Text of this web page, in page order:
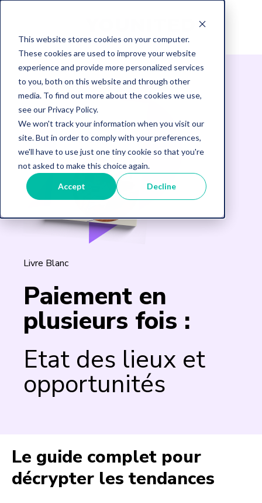
This website stores cookies on your computer.
These cookies are used to improve your website
experience and provide more personalized services
to you, both on this website and through other
media. To find out more about the cookies we use,
see our Privacy Policy.
We won't track your information when you visit our
site. But in order to comply with your preferences,
we'll have to use just one tiny cookie so that you're
not asked to make this choice again.
Accept Decline
Livre Blanc
Paiement en
plusieurs fois :
Etat des lieux et
opportunités
Le guide complet pour
décrypter les tendances